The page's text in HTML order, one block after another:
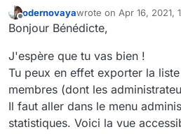
Offline
odernovayawrote on Apr 16, 2021,
last edited by
Bonjour Bénédicte,
J'espère que tu vas bien !
Tu peux en effet exporter la
membres (dont les
Il faut aller dans le menu
statistiques. Voici la vue